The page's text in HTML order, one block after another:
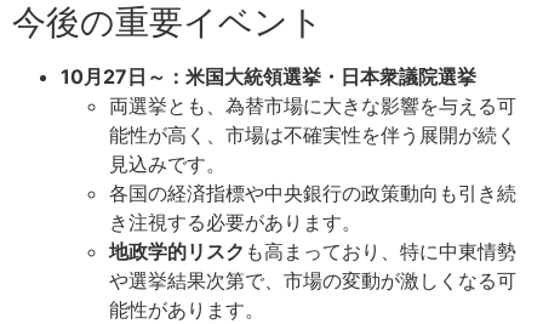
今後の重要イベント
10月27日～：米国大統領選挙・日本衆議院選挙
両選挙とも、為替市場に大きな影響を与える可
能性が高く、市場は不確実性を伴う展開が続く
見込みです。
各国の経済指標や中央銀行の政策動向も引き続
き注視する必要があります。
地政学的リスク も高まっており、特に中東情勢
や選挙結果次第で、市場の変動が激しくなる可
能性があります。